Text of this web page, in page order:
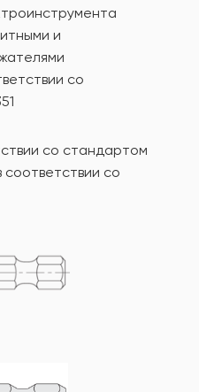
и
со
со стандартом
соответствии со